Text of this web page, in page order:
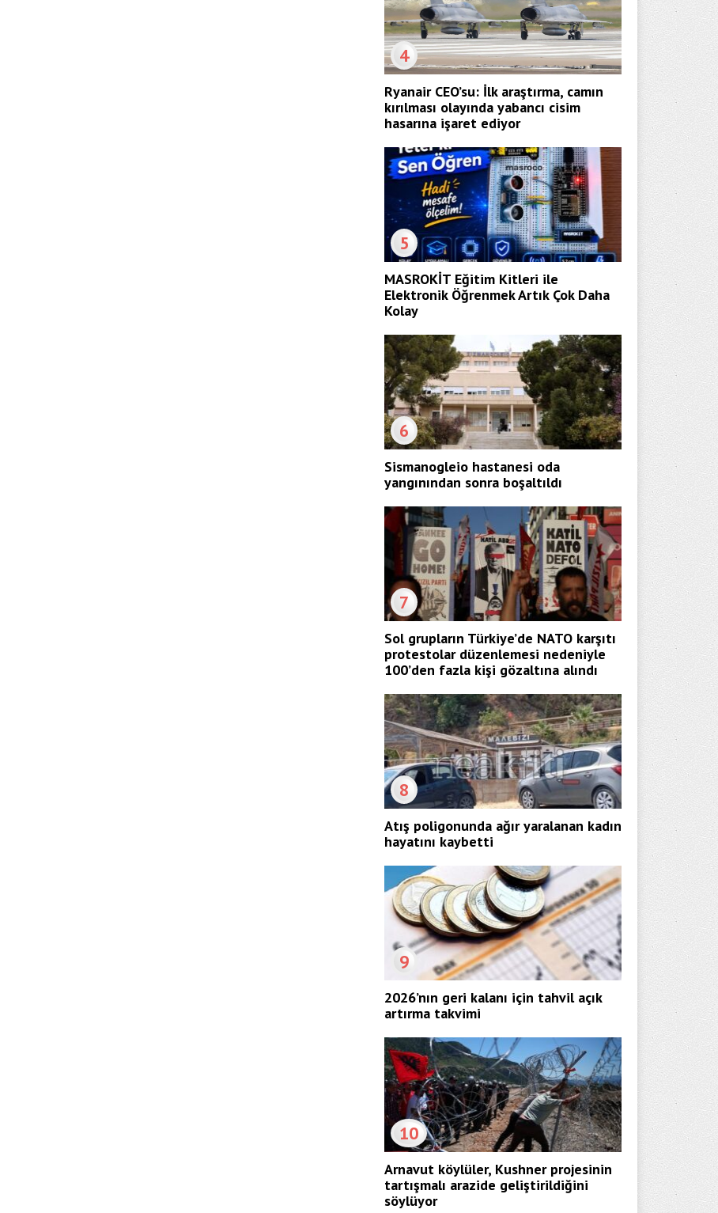
4
Ryanair CEO’su: İlk araştırma, camın
kırılması olayında yabancı cisim
hasarına işaret ediyor
5
MASROKİT Eğitim Kitleri ile
Elektronik Öğrenmek Artık Çok Daha
Kolay
6
Sismanogleio hastanesi oda
yangınından sonra boşaltıldı
7
Sol grupların Türkiye’de NATO karşıtı
protestolar düzenlemesi nedeniyle
100’den fazla kişi gözaltına alındı
8
Atış poligonunda ağır yaralanan kadın
hayatını kaybetti
9
2026’nın geri kalanı için tahvil açık
artırma takvimi
10
Arnavut köylüler, Kushner projesinin
tartışmalı arazide geliştirildiğini
söylüyor